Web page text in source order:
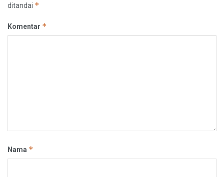
ditandai *
Komentar *
Nama *